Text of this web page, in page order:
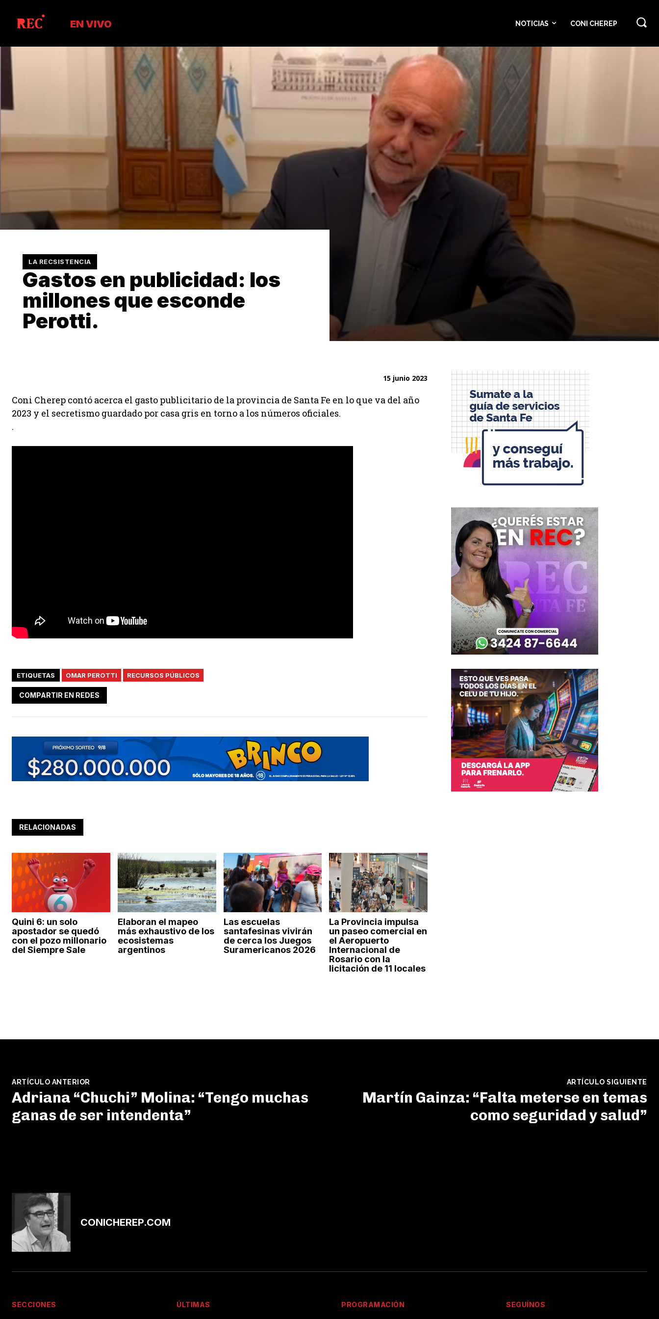
EN VIVO NOTICIAS CONI CHEREP
LA RECSISTENCIA
Gastos en publicidad: los
millones que esconde
Perotti.
15 junio 2023
Coni Cherep contó acerca el gasto publicitario de la provincia de Santa Fe en lo que va del año
2023 y el secretismo guardado por casa gris en torno a los números oficiales.
.
ETIQUETAS OMAR PEROTTI RECURSOS PÚBLICOS
COMPARTIR EN REDES
RELACIONADAS
Quini 6: un solo
apostador se quedó
con el pozo millonario
del Siempre Sale
Elaboran el mapeo
más exhaustivo de los
ecosistemas
argentinos
Las escuelas
santafesinas vivirán
de cerca los Juegos
Suramericanos 2026
La Provincia impulsa
un paseo comercial en
el Aeropuerto
Internacional de
Rosario con la
licitación de 11 locales
ARTÍCULO ANTERIOR
Adriana “Chuchi” Molina: “Tengo muchas
ganas de ser intendenta”
ARTÍCULO SIGUIENTE
Martín Gainza: “Falta meterse en temas
como seguridad y salud”
CONICHEREP.COM
SECCIONES ÚLTIMAS PROGRAMACIÓN SEGUÍNOS